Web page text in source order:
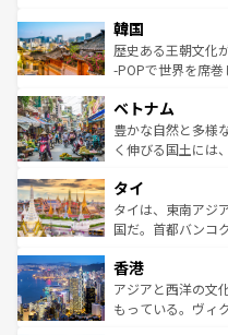
ワイを、存分に味わってほしい。
はコンテンツ一覧
いる。アクティビ
ビング、ハイキン
い。オーストラリ
参照してほしい。
ン）、静ひつな山
と山間の静けさが
驚きをもたらして
容にもいいと評判
が味わ
照してほしい。
韓国
歴史ある王朝文化
-POPで世界を席
き、地方に足を延
できる。そして、
まで、さまざまな
リティに包まれな
覧を参照してほし
ベトナム
豊かな自然と多様
く伸びる国土には
急速な発展と共に
ーチミン市のフラ
醸し出している。
とつ。フォーやバ
ひ現地で味わいた
が旅行者を迎えて
タイ
タイは、東南アジ
国だ。首都バンコ
の活気が交差して
帯で自然と触れ合
いビーチでリゾー
香港
アジアと西洋の文
もっている。ヴィ